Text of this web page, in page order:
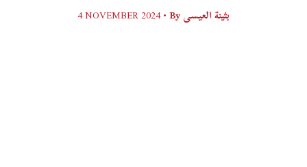
4 NOVEMBER 2024 •Byبثينة العيسى